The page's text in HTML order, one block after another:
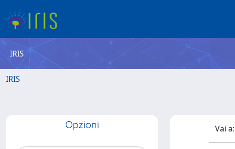
IRIS
IRIS
Opzioni Vai a: